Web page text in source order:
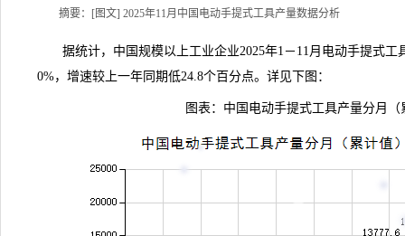
摘要：[图文] 2025年11月中国电动手提式工具产量数据分析
据统计，中国规模以上工业企业2025年1－11月电动手提式工
0%，增速较上一年同期低24.8个百分点。详见下图：
图表：中国电动手提式工具产量分月（